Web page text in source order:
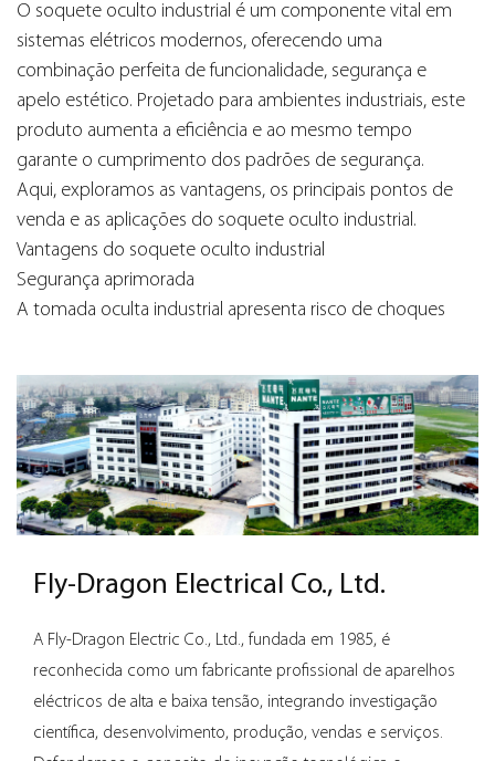
O soquete oculto industrial é um componente vital em
sistemas elétricos modernos, oferecendo uma
combinação perfeita de funcionalidade, segurança e
apelo estético. Projetado para ambientes industriais, este
produto aumenta a eficiência e ao mesmo tempo
garante o cumprimento dos padrões de segurança.
Aqui, exploramos as vantagens, os principais pontos de
venda e as aplicações do soquete oculto industrial.
Vantagens do soquete oculto industrial
Segurança aprimorada
A tomada oculta industrial apresenta risco de choques
quando não está em uso, reduzindo as chances de
objetos estranhos entrarem em contato com peças
elétricas energizadas.
Esta característica é particularmente crucial em
ambientes industriais de tráfego intenso, onde a
segurança é fundamental.
Uma das vantagens marcantes do soquete oculto
espaço. Pode ser facilmente integrado em paredes ou
máquinas, liberando espaço valioso em ambientes
industriais.
Este uso eficiente do espaço permite melhor
Fly-Dragon Electrical Co., Ltd.
A Fly-Dragon Electric Co., Ltd., fundada em 1985, é
reconhecida como um fabricante profissional de aparelhos
eléctricos de alta e baixa tensão, integrando investigação
científica, desenvolvimento, produção, vendas e serviços.